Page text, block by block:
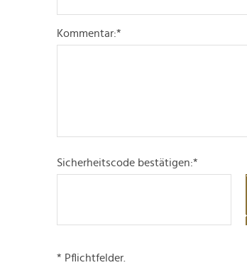
Kommentar:*
Sicherheitscode bestätigen:*
* Pflichtfelder.